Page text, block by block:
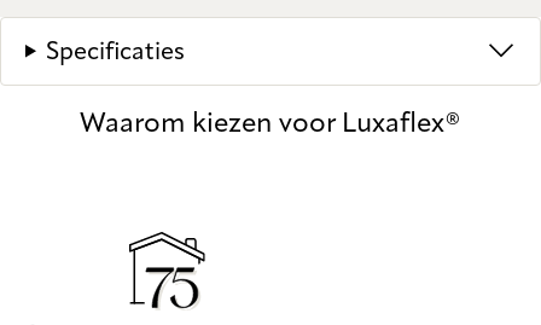
Specificaties
Waarom kiezen voor Luxaflex®